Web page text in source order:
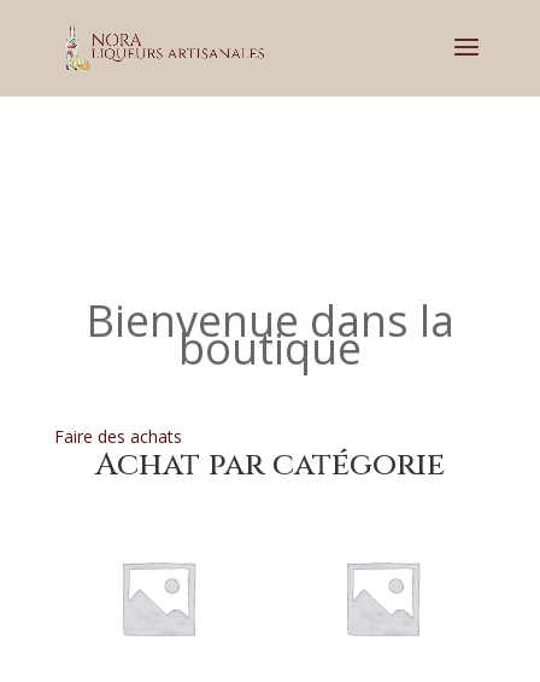
Bienvenue dans la
boutique
Faire des achats
Achat par catégorie